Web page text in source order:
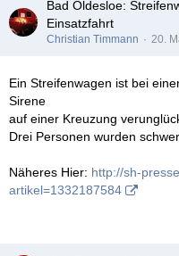
Bad Oldesloe:
Einsatzfahrt
Christian Timmann 20.
Ein Streifenwagen ist bei
Sirene
auf einer Kreuzung
Drei Personen wurden
Näheres Hier: http://sh-
artikel=1332187584